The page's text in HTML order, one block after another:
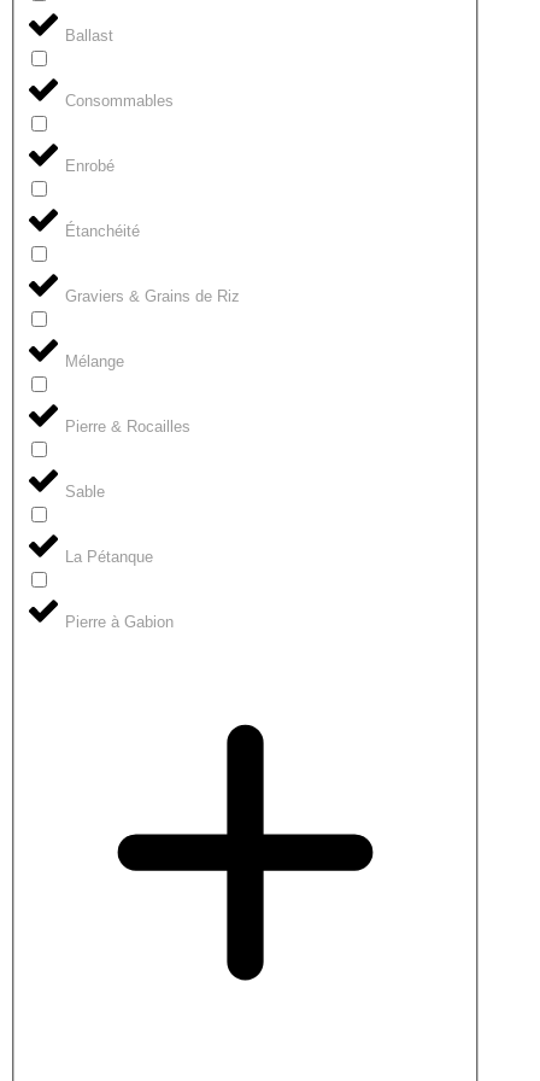
Ballast
Consommables
Enrobé
Étanchéité
Graviers & Grains de Riz
Mélange
Pierre & Rocailles
Sable
La Pétanque
Pierre à Gabion